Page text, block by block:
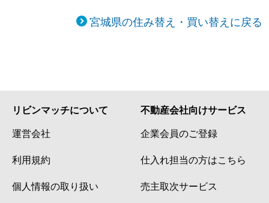
宮城県の住み替え・買い替えに戻る
リビンマッチについて
運営会社
利用規約
個人情報の取り扱い
不動産会社向けサービス
企業会員のご登録
仕入れ担当の方はこちら
売主取次サービス